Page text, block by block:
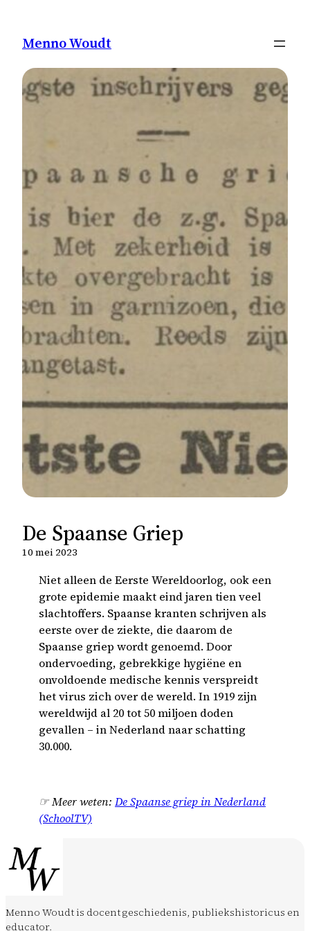
Menno Woudt
De Spaanse Griep
10 mei 2023
Niet alleen de Eerste Wereldoorlog, ook een
grote epidemie maakt eind jaren tien veel
slachtoffers. Spaanse kranten schrijven als
eerste over de ziekte, die daarom de
Spaanse griep wordt genoemd. Door
ondervoeding, gebrekkige hygiëne en
onvoldoende medische kennis verspreidt
het virus zich over de wereld. In 1919 zijn
wereldwijd al 20 tot 50 miljoen doden
gevallen – in Nederland naar schatting
30.000.
☞ Meer weten: De Spaanse griep in Nederland
(SchoolTV)
Menno Woudt is docent geschiedenis, publiekshistoricus en
educator.